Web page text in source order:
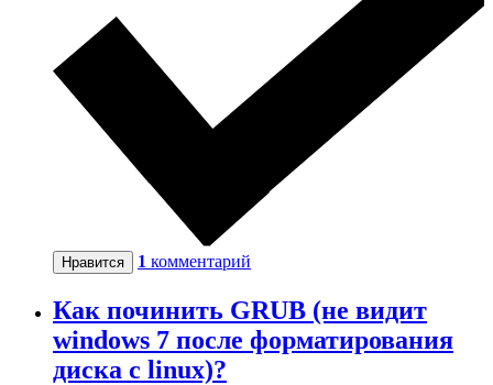
Нравится 1 комментарий
Как починить GRUB (не видит
windows 7 после форматирования
диска с linux)?